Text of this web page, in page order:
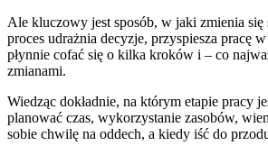
Ale kluczowy jest sposób, w jaki zmienia
proces udrażnia decyzje, przyspiesza pracę
płynnie cofać się o kilka kroków i – co
zmianami.
Wiedząc dokładnie, na którym etapie pracy
planować czas, wykorzystanie zasobów,
sobie chwilę na oddech, a kiedy iść do